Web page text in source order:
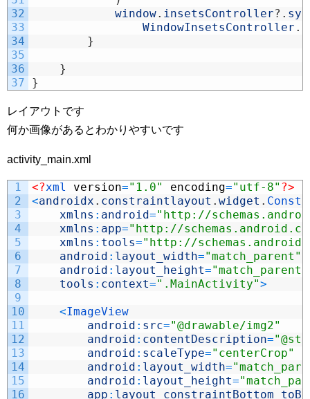
32
33
34
35
36
37
window. insetsController? .
WindowInsetsController .
}
}
}
レイアウトです
何か画像があるとわかりやすいです
activity_main.xml
1
2
3
4
5
6
7
8
9
10
11
12
13
14
15
16
<?xml version="1.0" encoding="utf-8" ?>
<androidx . constraintlayout . widget .
xmlns : android="http://
xmlns : app="http://
xmlns : tools="http://
android : layout_width="match_parent"
android : layout_height="match_parent"
tools : context=".MainActivity">
<ImageView
android : src="@drawable/img2"
android : contentDescription=
android : scaleType="centerCrop"
android : layout_width=
android : layout_height=
app :